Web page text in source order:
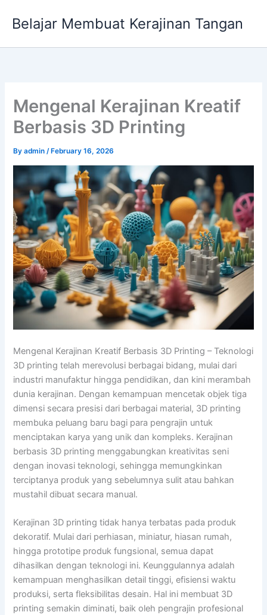
Belajar Membuat Kerajinan Tangan
Mengenal Kerajinan Kreatif
Berbasis 3D Printing
Byadmin/ February 16, 2026
Mengenal Kerajinan Kreatif Berbasis 3D Printing – Teknologi
3D printing telah merevolusi berbagai bidang, mulai dari
industri manufaktur hingga pendidikan, dan kini merambah
dunia kerajinan. Dengan kemampuan mencetak objek tiga
dimensi secara presisi dari berbagai material, 3D printing
membuka peluang baru bagi para pengrajin untuk
menciptakan karya yang unik dan kompleks. Kerajinan
berbasis 3D printing menggabungkan kreativitas seni
dengan inovasi teknologi, sehingga memungkinkan
terciptanya produk yang sebelumnya sulit atau bahkan
mustahil dibuat secara manual.
Kerajinan 3D printing tidak hanya terbatas pada produk
dekoratif. Mulai dari perhiasan, miniatur, hiasan rumah,
hingga prototipe produk fungsional, semua dapat
dihasilkan dengan teknologi ini. Keunggulannya adalah
kemampuan menghasilkan detail tinggi, efisiensi waktu
produksi, serta fleksibilitas desain. Hal ini membuat 3D
printing semakin diminati, baik oleh pengrajin profesional